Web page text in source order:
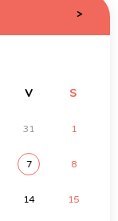
>
V S
31 1
7 8
14 15